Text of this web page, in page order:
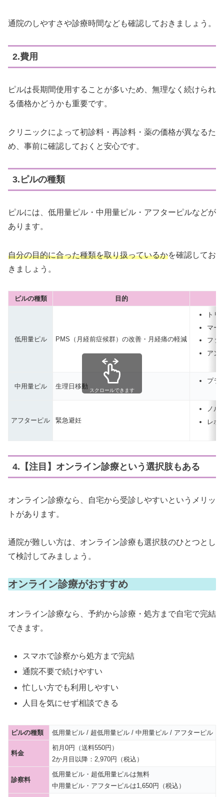
通院のしやすさや診療時間なども確認しておきましょう。
2.費用
ピルは長期間使用することが多いため、無理なく続けられ
る価格かどうかも重要です。
クリニックによって初診料・再診料・薬の価格が異なるた
め、事前に確認しておくと安心です。
3.ピルの種類
ピルには、低用量ピル・中用量ピル・アフターピルなどが
あります。
自分の目的に合った種類を取り扱っているかを確認してお
きましょう。
ピルの種類 目的
低用量ピル PMS（月経前症候群）の改善・月経痛の軽減
トリ
マー
ファ
アン
中用量ピル 生理日移動
プラ
アフターピル 緊急避妊
ノル
レボ
スクロールできます
4.【注目】オンライン診療という選択肢もある
オンライン診療なら、自宅から受診しやすいというメリッ
トがあります。
通院が難しい方は、オンライン診療も選択肢のひとつとし
て検討してみましょう。
オンライン診療がおすすめ
オンライン診療なら、予約から診療・処方まで自宅で完結
できます。
スマホで診察から処方まで完結
通院不要で続けやすい
忙しい方でも利用しやすい
人目を気にせず相談できる
ピルの種類 低用量ピル / 超低用量ピル / 中用量ピル / アフターピル
料金
初月0円（送料550円）
2か月目以降：2,970円（税込）
診察料
低用量ピル・超低用量ピルは無料
中用量ピル・アフターピルは1,650円（税込）